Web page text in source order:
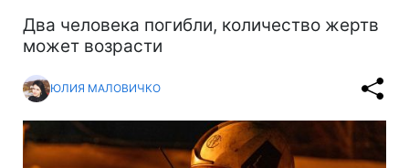
Два человека погибли, количество жертв
может возрасти
ЮЛИЯ МАЛОВИЧКО